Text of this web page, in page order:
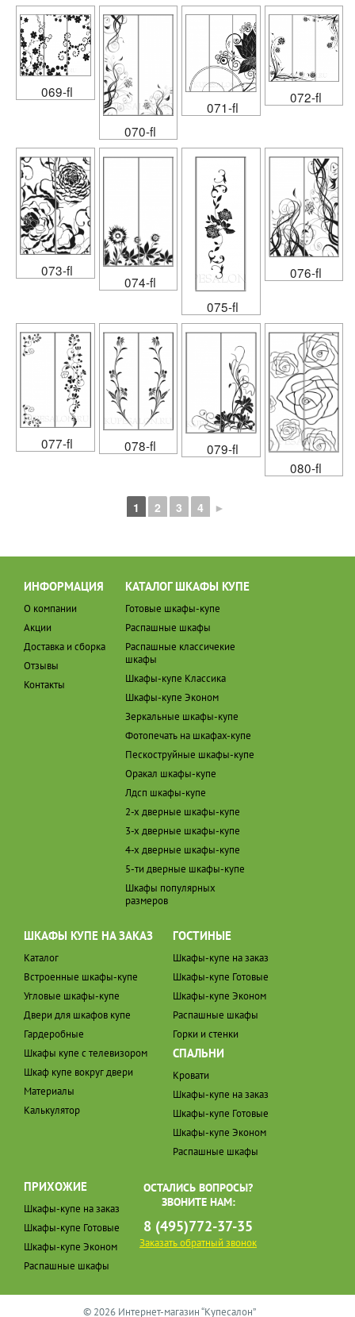
069-fl
070-fl
071-fl
072-fl
073-fl
074-fl
075-fl
076-fl
077-fl 078-fl
079-fl
080-fl
1 2 3 4 ►
ИНФОРМАЦИЯ
О компании
Акции
Доставка и сборка
Отзывы
Контакты
КАТАЛОГ ШКАФЫ КУПЕ
Готовые шкафы-купе
Распашные шкафы
Распашные классичекие
шкафы
Шкафы-купе Классика
Шкафы-купе Эконом
Зеркальные шкафы-купе
Фотопечать на шкафах-купе
Пескоструйные шкафы-купе
Оракал шкафы-купе
Лдсп шкафы-купе
2-х дверные шкафы-купе
3-х дверные шкафы-купе
4-х дверные шкафы-купе
5-ти дверные шкафы-купе
Шкафы популярных
размеров
ШКАФЫ КУПЕ НА ЗАКАЗ
Каталог
Встроенные шкафы-купе
Угловые шкафы-купе
Двери для шкафов купе
Гардеробные
Шкафы купе с телевизором
Шкаф купе вокруг двери
Материалы
Калькулятор
ГОСТИНЫЕ
Шкафы-купе на заказ
Шкафы-купе Готовые
Шкафы-купе Эконом
Распашные шкафы
Горки и стенки
СПАЛЬНИ
Кровати
Шкафы-купе на заказ
Шкафы-купе Готовые
Шкафы-купе Эконом
Распашные шкафы
ПРИХОЖИЕ
Шкафы-купе на заказ
Шкафы-купе Готовые
Шкафы-купе Эконом
Распашные шкафы
ОСТАЛИСЬ ВОПРОСЫ?
ЗВОНИТЕ НАМ:
8 (495)772-37-35
Заказать обратный звонок
© 2026 Интернет-магазин “Купесалон”